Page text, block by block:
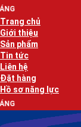
Bỏ
qua
nội
dung
Trang chủ
Giới thiệu
Sản phẩm
Tin tức
Liên hệ
Đặt hàng
Hồ sơ năng lực